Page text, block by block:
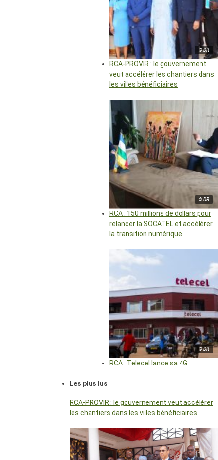
© DR
RCA-PROVIR : le gouvernement
veut accélérer les chantiers dans
les villes bénéficiaires
© DR
RCA : 150 millions de dollars pour
relancer la SOCATEL et accélérer
la transition numérique
© DR
RCA : Telecel lance sa 4G
Les plus lus
RCA-PROVIR : le gouvernement veut accélérer
les chantiers dans les villes bénéficiaires